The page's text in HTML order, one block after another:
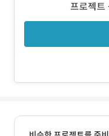
안점 : 개발 시 중점이
프로젝트